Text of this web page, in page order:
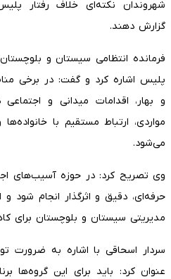
شهروندان نکته‌ای خلاف رفتار
گزارش دهند.
فرمانده انتظامی سیستان و
پلیس اشاره کرد و گفت: در برخی
و بهار، اقدامات میدانی و
مواردی، ارتباط مستقیم با
می‌شود.
وی تصریح کرد: در حوزه آسیب‌های
حرفه‌ای، دقیق و اثرگذار انجام شود
مدیریتی سیستان و بلوچستان برای
سردار اسحاقی با اشاره به ضرورت
عنوان کرد: باید برای این گروه‌ها